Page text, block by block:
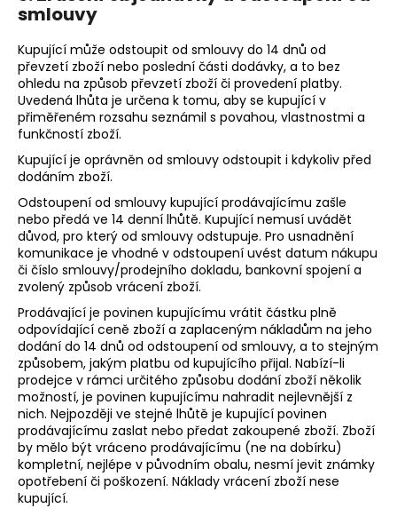
smlouvy
Kupující může odstoupit od smlouvy do 14 dnů od
převzetí zboží nebo poslední části dodávky, a to bez
ohledu na způsob převzetí zboží či provedení platby.
Uvedená lhůta je určena k tomu, aby se kupující v
přiměřeném rozsahu seznámil s povahou, vlastnostmi a
funkčností zboží.
Kupující je oprávněn od smlouvy odstoupit i kdykoliv před
dodáním zboží.
Odstoupení od smlouvy kupující prodávajícímu zašle
nebo předá ve 14 denní lhůtě. Kupující nemusí uvádět
důvod, pro který od smlouvy odstupuje. Pro usnadnění
komunikace je vhodné v odstoupení uvést datum nákupu
či číslo smlouvy/prodejního dokladu, bankovní spojení a
zvolený způsob vrácení zboží.
Prodávající je povinen kupujícímu vrátit částku plně
odpovídající ceně zboží a zaplaceným nákladům na jeho
dodání do 14 dnů od odstoupení od smlouvy, a to stejným
způsobem, jakým platbu od kupujícího přijal. Nabízí-li
prodejce v rámci určitého způsobu dodání zboží několik
možností, je povinen kupujícímu nahradit nejlevnější z
nich. Nejpozději ve stejné lhůtě je kupující povinen
prodávajícímu zaslat nebo předat zakoupené zboží. Zboží
by mělo být vráceno prodávajícímu (ne na dobírku)
kompletní, nejlépe v původním obalu, nesmí jevit známky
opotřebení či poškození. Náklady vrácení zboží nese
kupující.